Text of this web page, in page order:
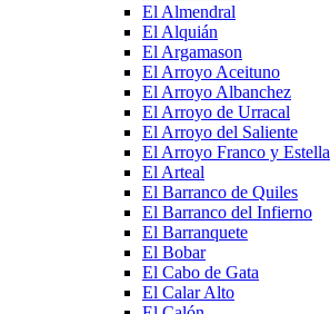
El Almendral
El Alquián
El Argamason
El Arroyo Aceituno
El Arroyo Albanchez
El Arroyo de Urracal
El Arroyo del Saliente
El Arroyo Franco y Estella
El Arteal
El Barranco de Quiles
El Barranco del Infierno
El Barranquete
El Bobar
El Cabo de Gata
El Calar Alto